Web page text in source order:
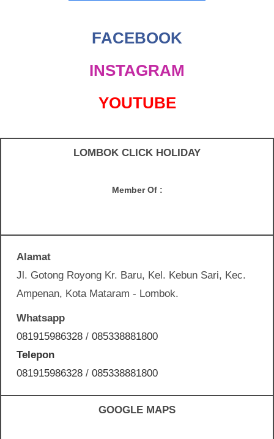
FACEBOOK
INSTAGRAM
YOUTUBE
LOMBOK CLICK HOLIDAY
Member Of :
Alamat
Jl. Gotong Royong Kr. Baru, Kel. Kebun Sari, Kec.
Ampenan, Kota Mataram - Lombok.
Whatsapp
081915986328 / 085338881800
Telepon
081915986328 / 085338881800
GOOGLE MAPS